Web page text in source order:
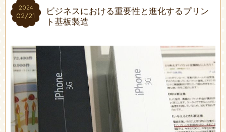
2024
02/21
2024
02/21
ビジネスにおける重要性と進化するプリン
ト基板製造